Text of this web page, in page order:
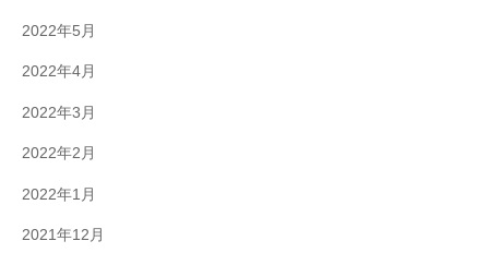
2022年5月
2022年4月
2022年3月
2022年2月
2022年1月
2021年12月